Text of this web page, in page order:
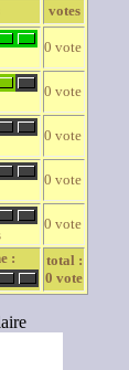
votes
0 vote
0 vote
0 vote
0 vote
0 vote
:
total :
0 vote